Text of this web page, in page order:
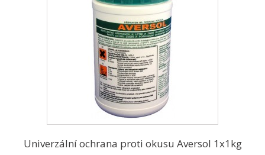
Univerzální ochrana proti okusu Aversol 1x1kg